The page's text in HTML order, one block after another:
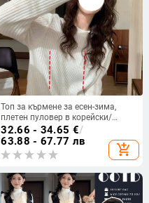
Топ за кърмене за есен-зима,
плетен пуловер в корейски/
японски лейфстайл стил, Slim fit,
дълги ръкави, кръгло деколте,
конопен плат (>95%), дължина
50–65 cm
32.66 - 34.65 €/
63.88 - 67.77 лв
add_shopping_cart